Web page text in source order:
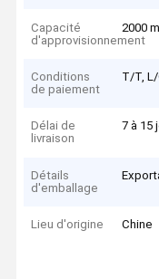
Capacité
d'approvisionnement
2000
Conditions
de paiement
T/T,
Délai de
livraison
7 à 15
Détails
d'emballage
Lieu d'origine Chine